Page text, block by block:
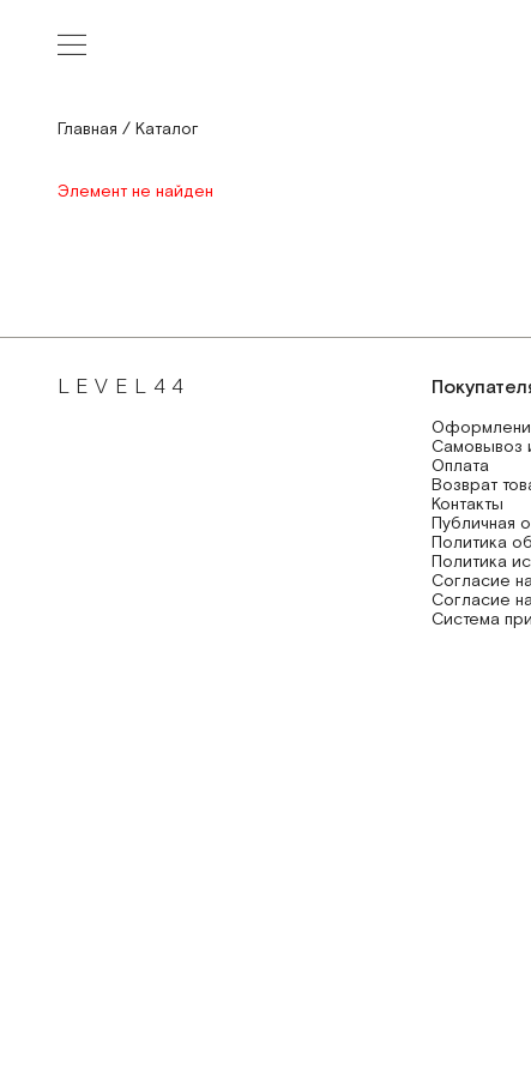
Главная / Каталог
Элемент не найден
Самовывоз
Оплата
Возврат
Контакты
Публичная
Политика
Политика
Согласие
Согласие
Система
LEVEL44